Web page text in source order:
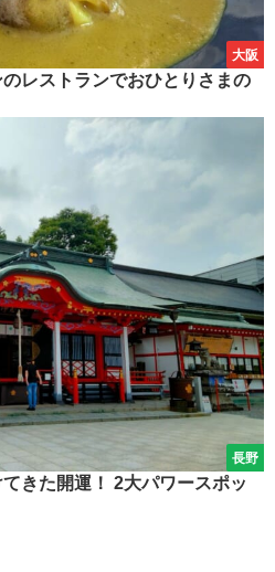
大阪
レストランでおひとりさまの
長野
きた開運！ 2大パワースポッ